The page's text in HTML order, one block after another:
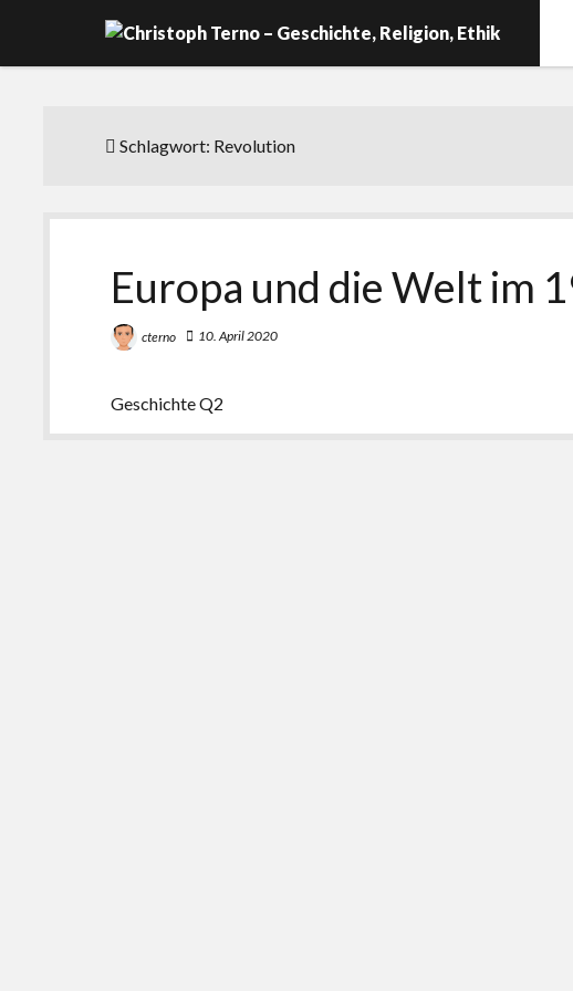
Schlagwort: Revolution
Europa und die Welt im
cterno 10. April 2020
Geschichte Q2